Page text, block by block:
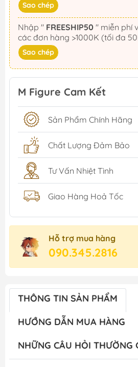
Sao chép
Nhập " FREESHIP50
các đơn hàng >1000K (tối đa
Sao chép
M Figure Cam Kết
Sản Phẩm Chính Hãng
Chất Lượng Đảm Bảo
Tư Vấn Nhiệt Tình
Giao Hàng Hoả Tốc
Hỗ trợ mua hàng
090.345.2816
THÔNG TIN SẢN PHẨM
HƯỚNG DẪN MUA HÀNG
NHỮNG CÂU HỎI THƯỜNG